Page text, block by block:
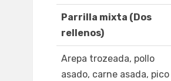
Parrilla mixta (Dos
rellenos)
Arepa trozeada, pollo
asado, carne asada, pico